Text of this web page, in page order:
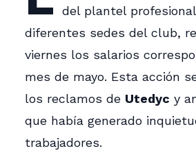
del plantel
diferentes sedes del club,
viernes los salarios
mes de mayo. Esta acción
los reclamos de Utedyc y
que había generado
trabajadores.